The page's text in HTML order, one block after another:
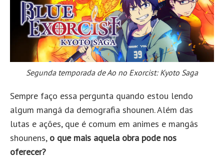
Segunda temporada de Ao no Exorcist: Kyoto Saga
Sempre faço essa pergunta quando estou lendo
algum mangá da demografia shounen. Além das
lutas e ações, que é comum em animes e mangás
shounens, o que mais aquela obra pode nos
oferecer?